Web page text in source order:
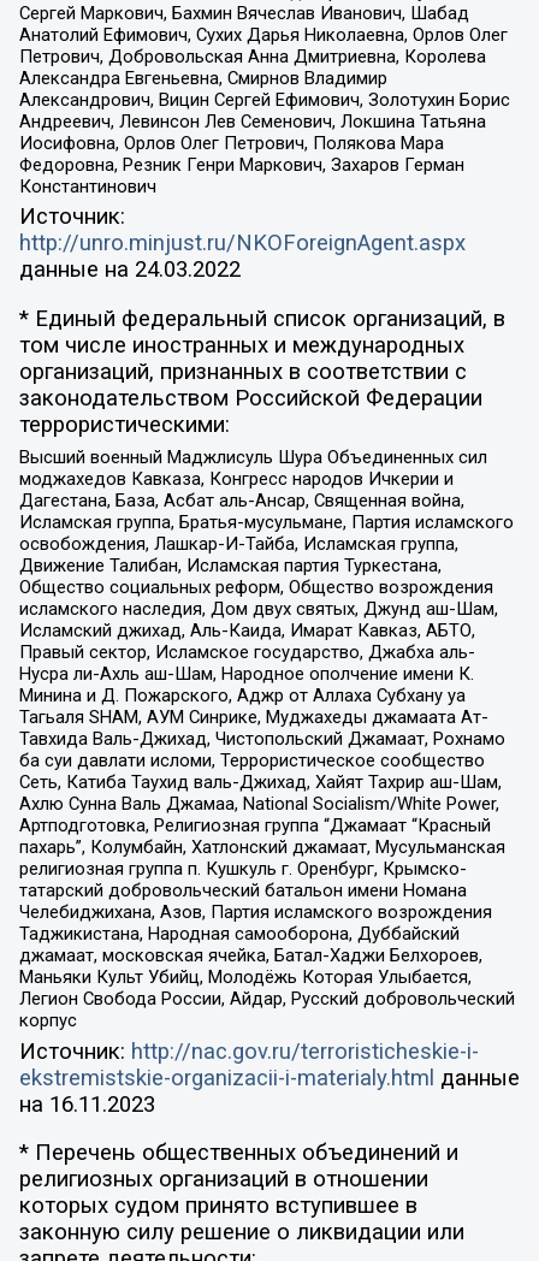
Сергей Маркович, Бахмин Вячеслав Иванович, Шабад
Анатолий Ефимович, Сухих Дарья Николаевна, Орлов Олег
Петрович, Добровольская Анна Дмитриевна, Королева
Александра Евгеньевна, Смирнов Владимир
Александрович, Вицин Сергей Ефимович, Золотухин Борис
Андреевич, Левинсон Лев Семенович, Локшина Татьяна
Иосифовна, Орлов Олег Петрович, Полякова Мара
Федоровна, Резник Генри Маркович, Захаров Герман
Константинович
Источник:
http://unro.minjust.ru/NKOForeignAgent.aspx
данные на 24.03.2022
* Единый федеральный список организаций, в
том числе иностранных и международных
организаций, признанных в соответствии с
законодательством Российской Федерации
террористическими:
Высший военный Маджлисуль Шура Объединенных сил
моджахедов Кавказа, Конгресс народов Ичкерии и
Дагестана, База, Асбат аль-Ансар, Священная война,
Исламская группа, Братья-мусульмане, Партия исламского
освобождения, Лашкар-И-Тайба, Исламская группа,
Движение Талибан, Исламская партия Туркестана,
Общество социальных реформ, Общество возрождения
исламского наследия, Дом двух святых, Джунд аш-Шам,
Исламский джихад, Аль-Каида, Имарат Кавказ, АБТО,
Правый сектор, Исламское государство, Джабха аль-
Нусра ли-Ахль аш-Шам, Народное ополчение имени К.
Минина и Д. Пожарского, Аджр от Аллаха Субхану уа
Тагьаля SHAM, АУМ Синрике, Муджахеды джамаата Ат-
Тавхида Валь-Джихад, Чистопольский Джамаат, Рохнамо
ба суи давлати исломи, Террористическое сообщество
Сеть, Катиба Таухид валь-Джихад, Хайят Тахрир аш-Шам,
Ахлю Сунна Валь Джамаа, National Socialism/White Power,
Артподготовка, Религиозная группа “Джамаат “Красный
пахарь”, Колумбайн, Хатлонский джамаат, Мусульманская
религиозная группа п. Кушкуль г. Оренбург, Крымско-
татарский добровольческий батальон имени Номана
Челебиджихана, Азов, Партия исламского возрождения
Таджикистана, Народная самооборона, Дуббайский
джамаат, московская ячейка, Батал-Хаджи Белхороев,
Маньяки Культ Убийц, Молодёжь Которая Улыбается,
Легион Свобода России, Айдар, Русский добровольческий
корпус
Источник: http://nac.gov.ru/terroristicheskie-i-
ekstremistskie-organizacii-i-materialy.html данные
на 16.11.2023
* Перечень общественных объединений и
религиозных организаций в отношении
которых судом принято вступившее в
законную силу решение о ликвидации или